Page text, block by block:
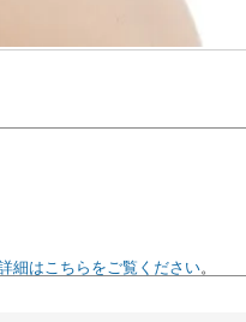
細はこちらをご覧ください。